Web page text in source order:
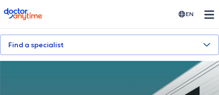
doctoranytime EN
Find a specialist